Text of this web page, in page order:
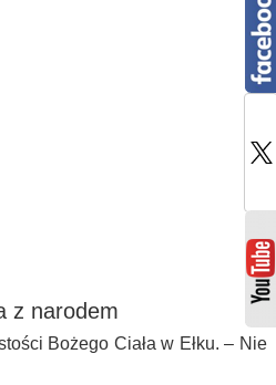
z narodem
Bożego Ciała w Ełku. – Nie